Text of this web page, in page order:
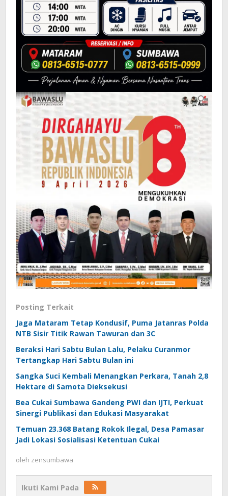
Posting Terkait
Jaga Mataram Tetap Kondusif, Puma Jatanras Polda
NTB Sisir Titik Rawan Tawuran dan 3C
Beraksi Hari Sabtu Bulan Lalu, Pelaku Curanmor
Tertangkap Hari Sabtu Bulan ini
Sangka Suci Kembali Menangkan Perkara, Tanah 2,8
Hektare di Samota Dieksekusi
Bea Cukai Sumbawa Gandeng PWI dan IJTI, Perkuat
Sinergi Publikasi dan Edukasi Masyarakat
Temuan 23.368 Batang Rokok Ilegal, Desa Pamasar
Jadi Lokasi Sosialisasi Ketentuan Cukai
oleh zensumbawa
Ikuti Kami Pada